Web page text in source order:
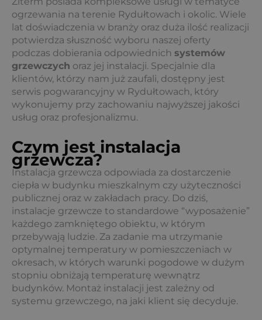
ogrzewania na terenie Rydułtowach i okolic. Wiele
lat doświadczenia w branży oraz duża ilość realizacji
potwierdza słuszność wyboru naszej oferty
podczas dobierania odpowiednich systemów
grzewczych oraz jej instalacji. Specjalnie dla
klientów, którzy nam już zaufali, dostępny jest
serwis pogwarancyjny w Rydułtowach, który
wykonujemy przy zachowaniu najwyższej jakości
usług oraz profesjonalizmu.
Czym jest instalacja
grzewcza?
Instalacja grzewcza odpowiada za dostarczenie
ciepła w budynku mieszkalnym czy użyteczności
publicznej oraz w zakładach pracy. Do dziś,
instalacje grzewcze to standardowe “wyposażenie”
każdego zamkniętego obiektu, w którym
przebywają ludzie. Za zadanie ma utrzymanie
optymalnej temperatury w pomieszczeniach w
okresach, w których warunki pogodowe w dużym
stopniu obniżają temperaturę wewnątrz
budynków. Montaż instalacji jest zależny od
systemu grzewczego, na jaki klient się decyduje.